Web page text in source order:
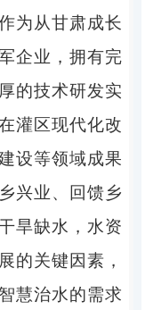
为从甘肃成长
企业，拥有完
的技术研发实
灌区现代化改
设等领域成果
兴业、回馈乡
旱缺水，水资
的关键因素，
慧治水的需求